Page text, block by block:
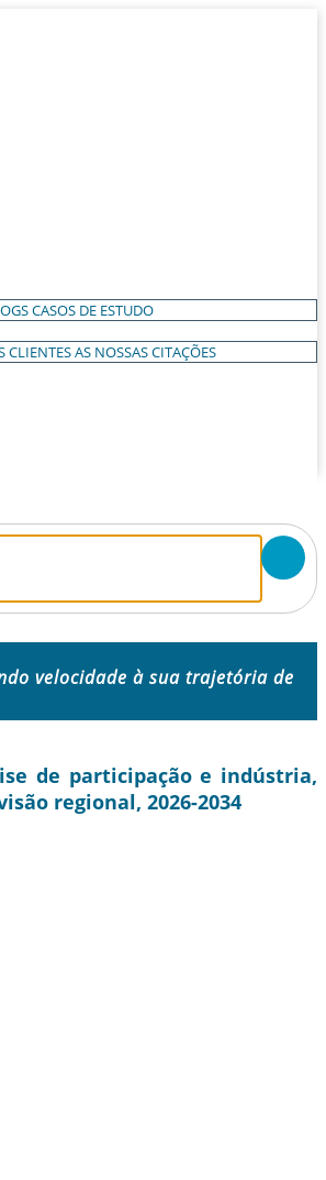
CASOS DE ESTUDO
CLIENTESAS NOSSAS CITAÇÕES
velocidade à sua trajetória de
de participação e indústria,
regional, 2026-2034